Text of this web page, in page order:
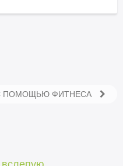
ПОМОЩЬЮ ФИТНЕСА